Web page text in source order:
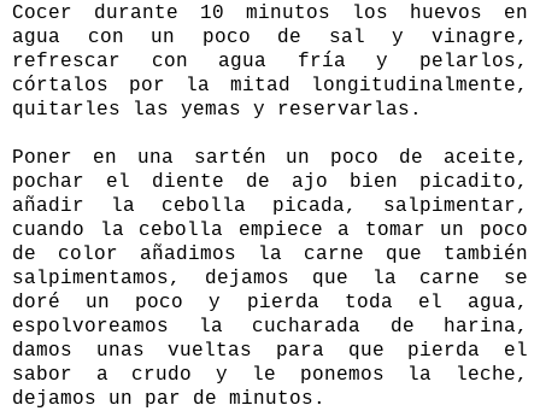
Cocer durante 10 minutos los huevos en
agua con un poco de sal y vinagre,
refrescar con agua fría y pelarlos,
córtalos por la mitad longitudinalmente,
quitarles las yemas y reservarlas.
Poner en una sartén un poco de aceite,
pochar el diente de ajo bien picadito,
añadir la cebolla picada, salpimentar,
cuando la cebolla empiece a tomar un poco
de color añadimos la carne que también
salpimentamos, dejamos que la carne se
doré un poco y pierda toda el agua,
espolvoreamos la cucharada de harina,
damos unas vueltas para que pierda el
sabor a crudo y le ponemos la leche,
dejamos un par de minutos.